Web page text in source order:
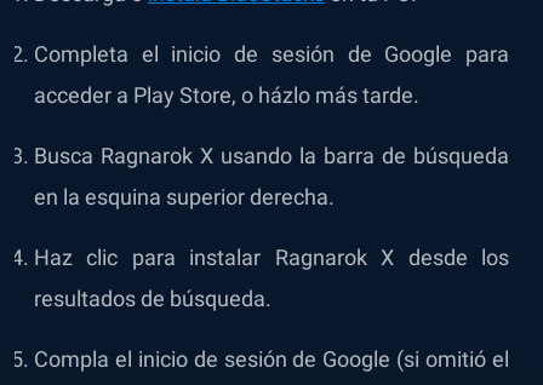
Completa el inicio de sesión de Google para
acceder a Play Store, o házlo más tarde.
Busca Ragnarok X usando la barra de búsqueda
en la esquina superior derecha.
Haz clic para instalar Ragnarok X desde los
resultados de búsqueda.
Compla el inicio de sesión de Google (si omitió el